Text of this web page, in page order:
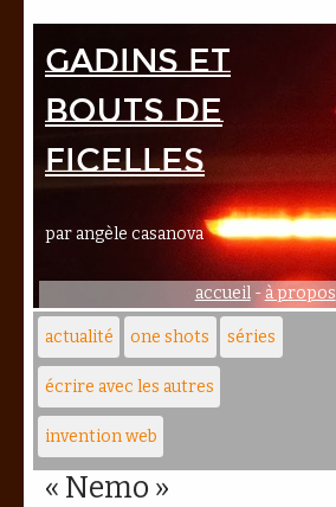
Gadins et
bouts de
ficelles
par angèle casanova
accueil-à propos
actualité one shots séries
écrire avec les autres
invention web
« Nemo »